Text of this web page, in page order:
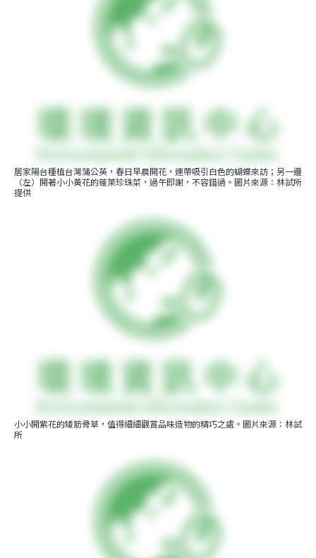
居家陽台種植台灣蒲公英，春日早晨開花，連帶吸引白色的蝴蝶來訪；另一邊
（左）開著小小黃花的蓬萊珍珠菜，過午即謝，不容錯過。圖片來源：林試所
提供
小小開紫花的矮筋骨草，值得細細觀賞品味造物的精巧之處。圖片來源：林試
所